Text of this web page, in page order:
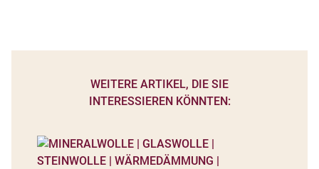
WEITERE ARTIKEL, DIE SIE
INTERESSIEREN KÖNNTEN: